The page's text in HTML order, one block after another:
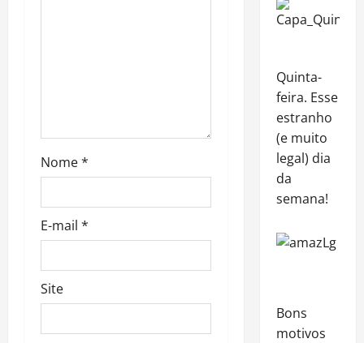
Nome*
E-mail *
Site
Quinta-
feira. Esse
estranho
(e muito
legal) dia
da
semana!
Bons
motivos